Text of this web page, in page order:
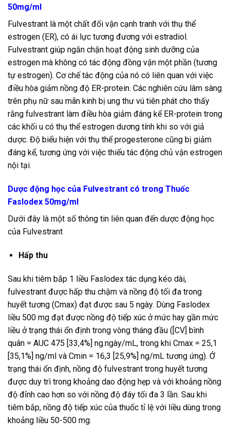
50mg/ml
Fulvestrant là một chất đối vận cạnh tranh với thụ thể
estrogen (ER), có ái lực tương đương với estradiol.
Fulvestrant giúp ngăn chặn hoạt động sinh dưỡng của
estrogen mà không có tác động đồng vận một phần (tương
tự estrogen). Cơ chế tác động của nó có liên quan với việc
điều hòa giảm nồng độ ER-protein. Các nghiên cứu lâm sàng
trên phụ nữ sau mãn kinh bị ung thư vú tiên phát cho thấy
rằng fulvestrant làm điều hòa giảm đáng kể ER-protein trong
các khối u có thụ thể estrogen dương tính khi so với giả
dược. Độ biểu hiện với thụ thể progesterone cũng bị giảm
đáng kể, tương ứng với việc thiếu tác động chủ vận estrogen
nội tại.
Dược động học của Fulvestrant có trong Thuốc
Faslodex 50mg/ml
Dưới đây là một số thông tin liên quan đến dược động học
của Fulvestrant
Hấp thu
Sau khi tiêm bắp 1 liều Faslodex tác dụng kéo dài,
fulvestrant được hấp thu chậm và nồng độ tối đa trong
huyết tương (Cmax) đạt được sau 5 ngày. Dùng Faslodex
liều 500 mg đạt được nồng độ tiếp xúc ở mức hay gần mức
liều ở trạng thái ổn định trong vòng tháng đầu ([CV] bình
quân = AUC 475 [33,4%] ng.ngày/mL, trong khi Cmax = 25,1
[35,1%] ng/ml và Cmin = 16,3 [25,9%] ng/mL tương ứng). Ở
trạng thái ổn định, nồng độ fulvestrant trong huyết tương
được duy trì trong khoảng dao động hẹp và với khoảng nồng
độ đỉnh cao hơn so với nồng độ đáy tối đa 3 lần. Sau khi
tiêm bắp, nồng độ tiếp xúc của thuốc tỉ lệ với liều dùng trong
khoảng liều 50-500 mg.